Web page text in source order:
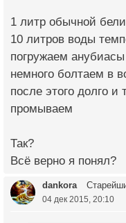
1 литр обычной
10 литров воды
погружаем
немного болтаем в
после этого долго
промываем
Так?
Всё верно я понял?
dankora
04 дек 2015, 20:10